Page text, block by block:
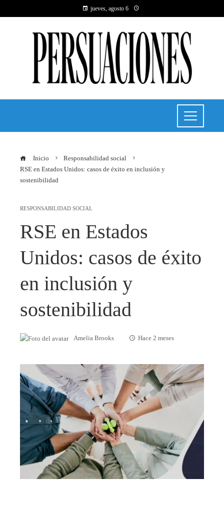
jueves, agosto 6
Inicio
Responsabilidad social
RSE en Estados Unidos: casos de éxito en inclusión y
sostenibilidad
RESPONSABILIDAD SOCIAL
RSE en Estados
Unidos: casos de éxito
en inclusión y
sostenibilidad
Amelia Brooks Hace 2 meses